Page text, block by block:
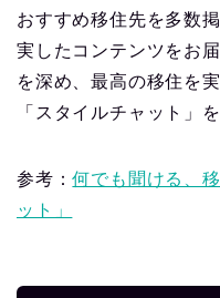
おすすめ移住先を多数
実したコンテンツをお
を深め、最高の移住を
「スタイルチャット」
参考：何でも聞ける、
ット」